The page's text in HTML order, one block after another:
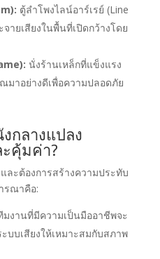
ตู้ลำโพงไลน์อาร์เรย์ (Line
ายเสียงในพื้นที่เปิดกว้างโดย
นั่งร้านเหล็กที่แข็งแรง
าอย่างดีเพื่อความปลอดภัย
กลางแปลง
ะคุ้มค่า?
ะต้องการสร้างความประทับ
รณาคือ:
มงานที่มีความเป็นมืออาชีพจะ
บบเสียงให้เหมาะสมกับสภาพ